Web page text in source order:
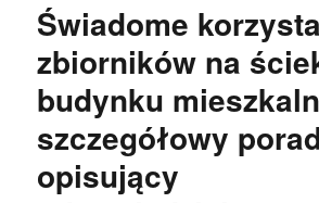
Świadome
zbiorników na
budynku
szczegółowy
opisujący